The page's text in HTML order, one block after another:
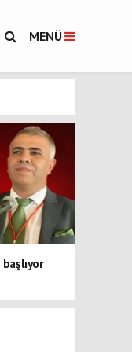
MENÜ